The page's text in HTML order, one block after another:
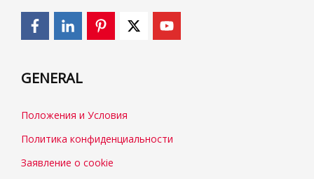
GENERAL
Положения и Условия
Политика конфиденциальности
Заявление о cookie